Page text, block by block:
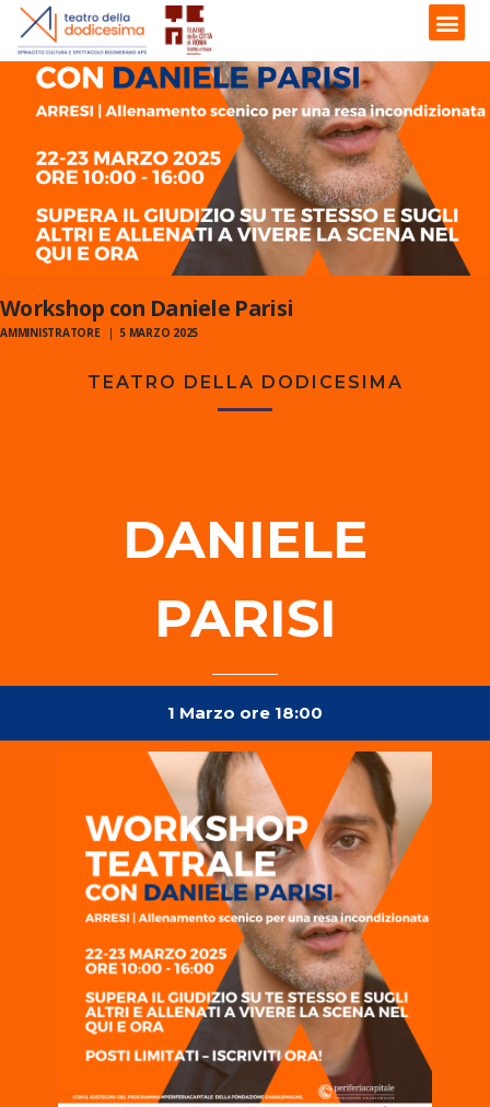
Workshop con Daniele Parisi
AMMINISTRATORE 5 MARZO 2025
TEATRO DELLA DODICESIMA
DANIELE
PARISI
1 Marzo ore 18:00